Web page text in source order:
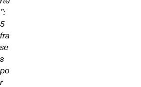
”:
5
fra
se
s
po
r